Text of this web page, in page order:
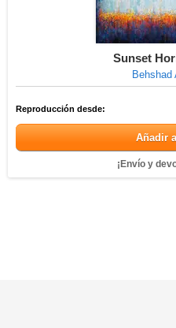
Sunset
Behshad
Reproducción desde:
Añadir
¡Envío y